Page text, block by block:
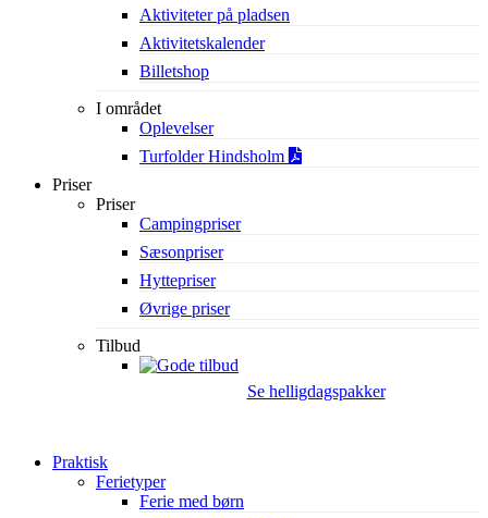
Aktiviteter på pladsen
Aktivitetskalender
Billetshop
I området
Oplevelser
Turfolder Hindsholm
Priser
Priser
Campingpriser
Sæsonpriser
Hyttepriser
Øvrige priser
Tilbud
Se helligdagspakker
Praktisk
Ferietyper
Ferie med børn